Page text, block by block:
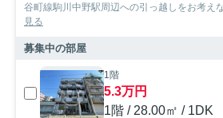
谷町線駒川中野駅周辺への引っ越しをお考え
見る
募集中の部屋
1階
5.3万円
1階 / 28.00㎡ / 1DK